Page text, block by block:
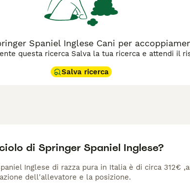
Spaniel Inglese Cani per
questa ricerca Salva la tua ricerca e attendi il
Salva ricerca
di Springer Spaniel Inglese?
Inglese di razza pura in Italia è di circa 312€
dell'allevatore e la posizione.